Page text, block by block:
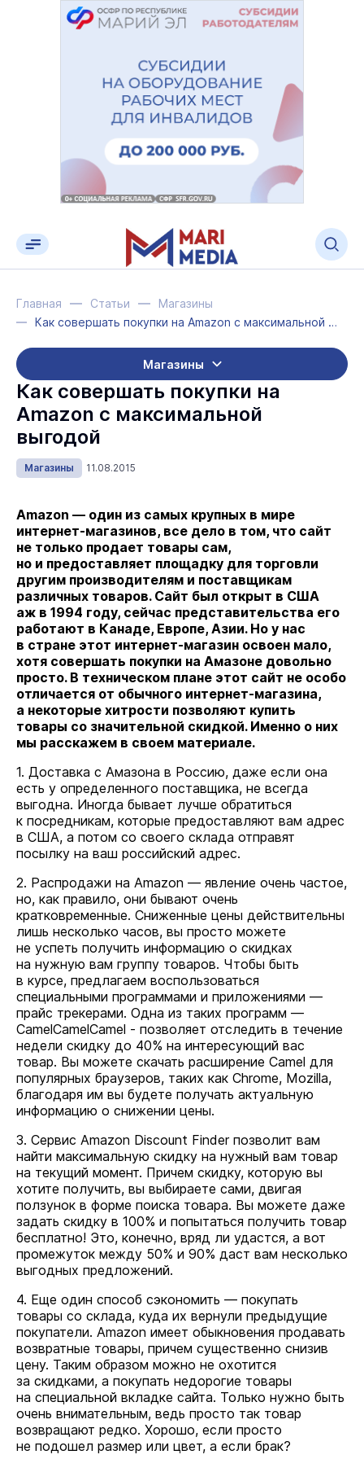
Главная Статьи
Магазины
Как совершать покупки на Amazon с максимальной выгодой
Магазины
Как совершать покупки на
Amazon с максимальной
выгодой
Магазины 11.08.2015
Amazon — один из самых крупных в мире
интернет-магазинов, все дело в том, что сайт
не только продает товары сам,
но и предоставляет площадку для торговли
другим производителям и поставщикам
различных товаров. Сайт был открыт в США
аж в 1994 году, сейчас представительства его
работают в Канаде, Европе, Азии. Но у нас
в стране этот интернет-магазин освоен мало,
хотя совершать покупки на Амазоне довольно
просто. В техническом плане этот сайт не особо
отличается от обычного интернет-магазина,
а некоторые хитрости позволяют купить
товары со значительной скидкой. Именно о них
мы расскажем в своем материале.
1. Доставка с Амазона в Россию, даже если она
есть у определенного поставщика, не всегда
выгодна. Иногда бывает лучше обратиться
к посредникам, которые предоставляют вам адрес
в США, а потом со своего склада отправят
посылку на ваш российский адрес.
2. Распродажи на Amazon — явление очень частое,
но, как правило, они бывают очень
кратковременные. Сниженные цены действительны
лишь несколько часов, вы просто можете
не успеть получить информацию о скидках
на нужную вам группу товаров. Чтобы быть
в курсе, предлагаем воспользоваться
специальными программами и приложениями —
прайс трекерами. Одна из таких программ —
CamelCamelCamel - позволяет отследить в течение
недели скидку до 40% на интересующий вас
товар. Вы можете скачать расширение Camel для
популярных браузеров, таких как Chrome, Mozilla,
благодаря им вы будете получать актуальную
информацию о снижении цены.
3. Сервис Amazon Discount Finder позволит вам
найти максимальную скидку на нужный вам товар
на текущий момент. Причем скидку, которую вы
хотите получить, вы выбираете сами, двигая
ползунок в форме поиска товара. Вы можете даже
задать скидку в 100% и попытаться получить товар
бесплатно! Это, конечно, вряд ли удастся, а вот
промежуток между 50% и 90% даст вам несколько
выгодных предложений.
4. Еще один способ сэкономить — покупать
товары со склада, куда их вернули предыдущие
покупатели. Amazon имеет обыкновения продавать
возвратные товары, причем существенно снизив
цену. Таким образом можно не охотится
за скидками, а покупать недорогие товары
на специальной вкладке сайта. Только нужно быть
очень внимательным, ведь просто так товар
возвращают редко. Хорошо, если просто
не подошел размер или цвет, а если брак?